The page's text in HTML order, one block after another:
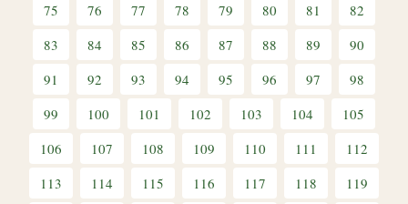
75
76 77 78 79 80 81
82
83
84 85 86 87 88 89
90
91
92 93 94 95 96 97
98
99
100 101 102 103 104
105
106
107 108 109 110 111
112
113
114 115 116 117 118
119